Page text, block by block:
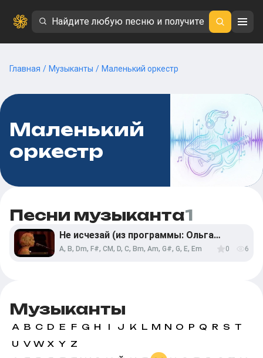
Главная / Музыканты / Маленький оркестр
Маленький
оркестр
Песни музыканта1
Не исчезай (из программы: Ольга
Сергеевна)
A, B, Dm, F#, CM, D, C, Bm, Am, G#, G, E, Em 0 6
Музыканты
A B C D E F G H I J K L M N O P Q R S T
U V W X Y Z